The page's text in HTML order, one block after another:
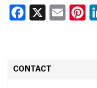
Facebook
X
CONTACT